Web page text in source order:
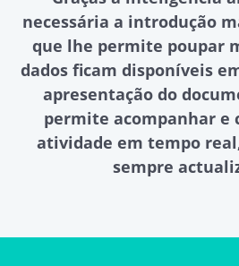
necessária a introdução
que lhe permite poupar
dados ficam disponíveis
apresentação do
permite acompanhar e
atividade em tempo
sempre